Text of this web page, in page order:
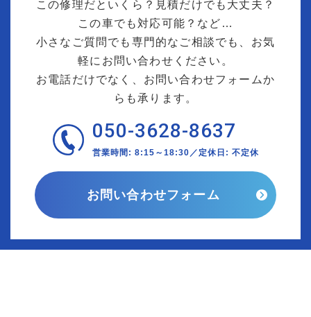
この修理だといくら？見積だけでも大丈夫？
この車でも対応可能？など…
小さなご質問でも専門的なご相談でも、お気
軽にお問い合わせください。
お電話だけでなく、お問い合わせフォームか
らも承ります。
050-3628-8637
営業時間: 8:15～18:30／定休日: 不定休
お問い合わせフォーム